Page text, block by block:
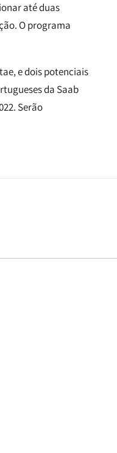
até duas
O programa
e dois potenciais
da Saab
Serão